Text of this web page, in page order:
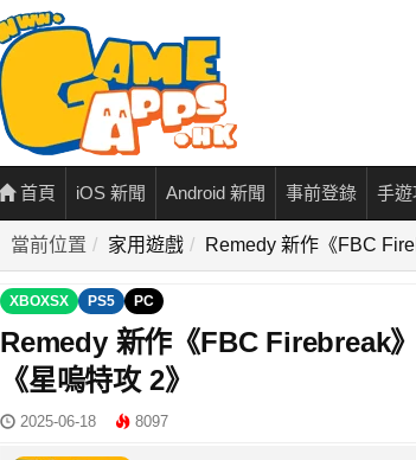
首頁 iOS 新聞 Android 新聞 事前登錄 手
當前位置 家用遊戲 Remedy 新作《FBC
XBOXSX PS5 PC
Remedy 新作《FBC Firebreak
《星嗚特攻 2》
2025-06-18 8097